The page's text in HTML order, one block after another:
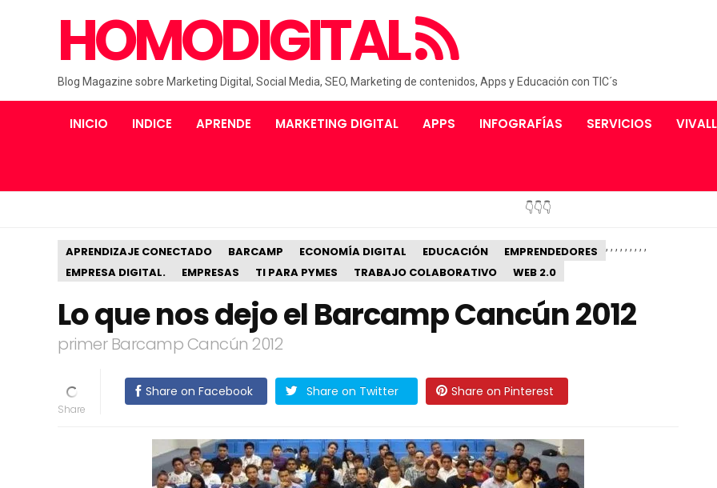
HOMODIGITAL
Blog Magazine sobre Marketing Digital, Social Media, SEO, Marketing de contenidos, Apps y Educación con TIC´s
INICIO INDICE APRENDE MARKETING DIGITAL APPS INFOGRAFÍAS SERVICIOS
👇👇👇
APRENDIZAJE CONECTADO ,
BARCAMP ,
ECONOMÍA DIGITAL ,
EDUCACIÓN ,
EMPRENDEDORES ,
EMPRESA DIGITAL.
,
EMPRESAS
,
TI PARA PYMES
,
TRABAJO COLABORATIVO
,
WEB 2.0
Lo que nos dejo el Barcamp Cancún 2012
primer Barcamp Cancún 2012
Share on Facebook Share on Twitter Share on Pinterest